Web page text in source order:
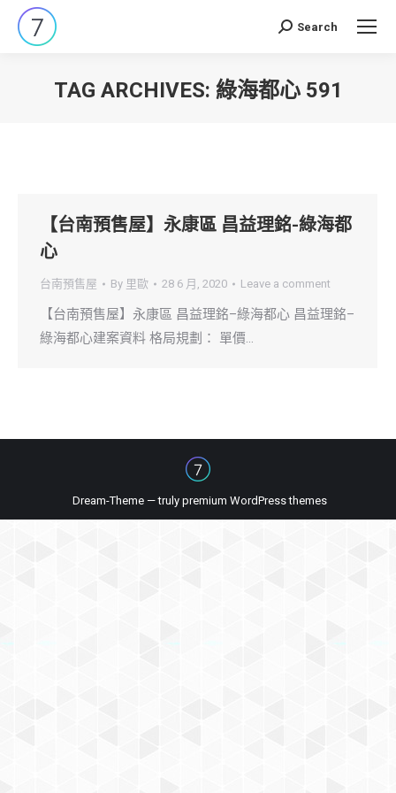
Search:
Search
TAG ARCHIVES: 綠海都心 591
【台南預售屋】永康區 昌益理銘-綠海都
心
台南預售屋 By 里歐 28 6 月, 2020 Leave a comment
【台南預售屋】永康區 昌益理銘–綠海都心 昌益理銘–
綠海都心建案資料 格局規劃： 單價…
Dream-Theme — truly premium WordPress themes